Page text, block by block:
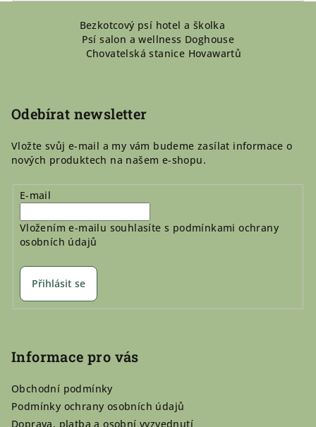
Bezkotcový psí hotel a školka
Psí salon a wellness Doghouse
Chovatelská stanice Hovawartů
Odebírat newsletter
Vložte svůj e-mail a my vám budeme zasílat informace o
nových produktech na našem e-shopu.
E-mail
Vložením e-mailu souhlasíte s podmínkami ochrany
osobních údajů
Přihlásit se
Informace pro vás
Obchodní podmínky
Podmínky ochrany osobních údajů
Doprava, platba a osobní vyzvednutí